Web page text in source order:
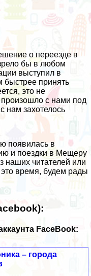
о переезде в
бы в любом
выступил в
быстрее принять
это не
с нами под
нам захотелось
появилась в
и поездки в Мещеру
наших читателей или
время, будем рады
FaceBook:
– города